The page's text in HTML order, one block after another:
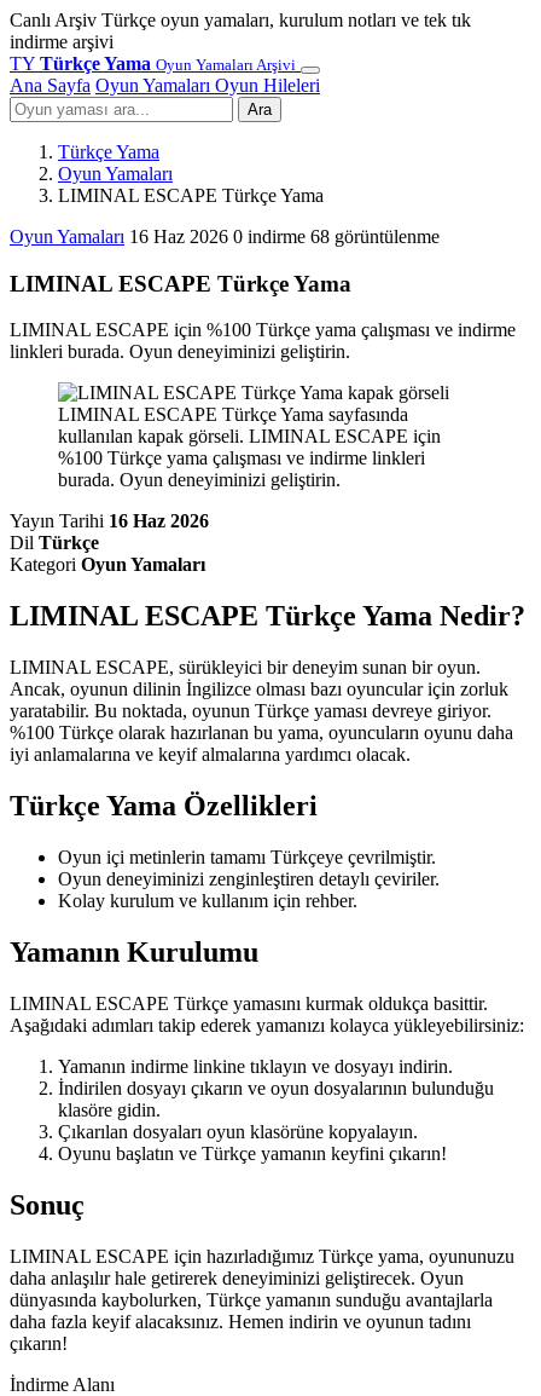
Canlı Arşiv Türkçe oyun yamaları, kurulum notları ve tek tık
indirme arşivi
TY Türkçe Yama Oyun Yamaları Arşivi
Ana Sayfa Oyun Yamaları Oyun Hileleri
Ara
Türkçe Yama
Oyun Yamaları
LIMINAL ESCAPE Türkçe Yama
Oyun Yamaları 16 Haz 2026 0 indirme 68 görüntülenme
LIMINAL ESCAPE Türkçe Yama
LIMINAL ESCAPE için %100 Türkçe yama çalışması ve indirme
linkleri burada. Oyun deneyiminizi geliştirin.
LIMINAL ESCAPE Türkçe Yama sayfasında
kullanılan kapak görseli. LIMINAL ESCAPE için
%100 Türkçe yama çalışması ve indirme linkleri
burada. Oyun deneyiminizi geliştirin.
Yayın Tarihi 16 Haz 2026
Dil Türkçe
Kategori Oyun Yamaları
LIMINAL ESCAPE Türkçe Yama Nedir?
LIMINAL ESCAPE, sürükleyici bir deneyim sunan bir oyun.
Ancak, oyunun dilinin İngilizce olması bazı oyuncular için zorluk
yaratabilir. Bu noktada, oyunun Türkçe yaması devreye giriyor.
%100 Türkçe olarak hazırlanan bu yama, oyuncuların oyunu daha
iyi anlamalarına ve keyif almalarına yardımcı olacak.
Türkçe Yama Özellikleri
Oyun içi metinlerin tamamı Türkçeye çevrilmiştir.
Oyun deneyiminizi zenginleştiren detaylı çeviriler.
Kolay kurulum ve kullanım için rehber.
Yamanın Kurulumu
LIMINAL ESCAPE Türkçe yamasını kurmak oldukça basittir.
Aşağıdaki adımları takip ederek yamanızı kolayca yükleyebilirsiniz:
Yamanın indirme linkine tıklayın ve dosyayı indirin.
İndirilen dosyayı çıkarın ve oyun dosyalarının bulunduğu
klasöre gidin.
Çıkarılan dosyaları oyun klasörüne kopyalayın.
Oyunu başlatın ve Türkçe yamanın keyfini çıkarın!
Sonuç
LIMINAL ESCAPE için hazırladığımız Türkçe yama, oyununuzu
daha anlaşılır hale getirerek deneyiminizi geliştirecek. Oyun
dünyasında kaybolurken, Türkçe yamanın sunduğu avantajlarla
daha fazla keyif alacaksınız. Hemen indirin ve oyunun tadını
çıkarın!
İndirme Alanı